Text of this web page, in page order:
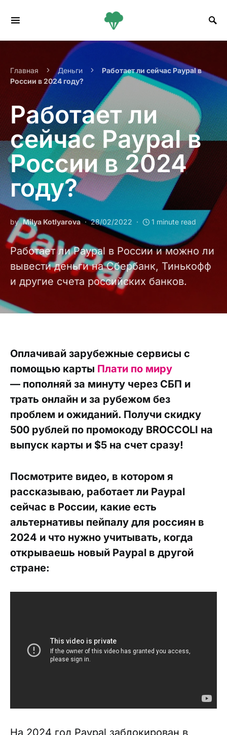
Главная Деньги
Работает ли сейчас Paypal в
России в 2024 году?
Работает ли
сейчас Paypal в
России в 2024
году?
by Milya Kotlyarova 28/02/2022 1 minute read
Работает ли Paypal в России и можно ли
вывести деньги на Сбербанк, Тинькофф
и другие счета российских банков.
Оплачивай зарубежные сервисы с
помощью карты Плати по миру
— пополняй за минуту через СБП и
трать онлайн и за рубежом без
проблем и ожиданий. Получи скидку
500 рублей по промокоду BROCCOLI на
выпуск карты и $5 на счет сразу!
Посмотрите видео, в котором я
рассказываю, работает ли Paypal
сейчас в России, какие есть
альтернативы пейпалу для россиян в
2024 и что нужно учитывать, когда
открываешь новый Paypal в другой
стране:
На 2024 год Paypal заблокирован в